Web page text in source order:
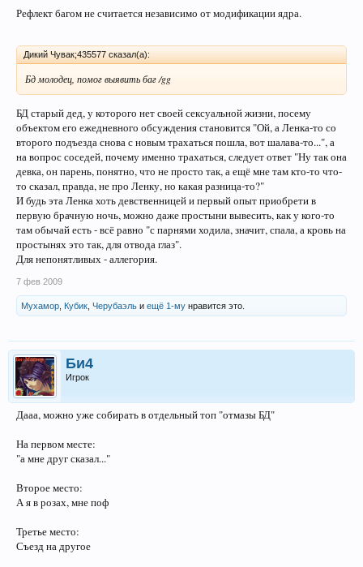
Рефлект багом не считается независимо от модификации ядра.
Дикий Чувак;435577 сказал(а):
Бд молодец, помог выявить баг /gg
БД старый дед, у которого нет своей сексуальной жизни, посему
объектом его ежедневного обсуждения становится "Ой, а Ленка-то со
второго подъезда снова с новым трахаться пошла, вот шалава-то...", а
на вопрос соседей, почему именно трахаться, следует ответ "Ну так она
девка, он парень, понятно, что не просто так, а ещё мне там кто-то что-
то сказал, правда, не про Ленку, но какая разница-то?"
И будь эта Ленка хоть девственницей и первый опыт приобрети в
первую брачную ночь, можно даже простыни вывесить, как у кого-то
там обычай есть - всё равно "с парнями ходила, значит, спала, а кровь на
простынях это так, для отвода глаз".
Для непонятливых - аллегория.
7 фев 2009
Мухамор Кубик Черубаэль и ещё 1-му нравится это.
Би4
Игрок
Дааа, можно уже собирать в отдельный топ "отмазы БД"
На первом месте:
"а мне друг сказал..."
Второе место:
А я в розах, мне поф
Третье место:
Съезд на другое